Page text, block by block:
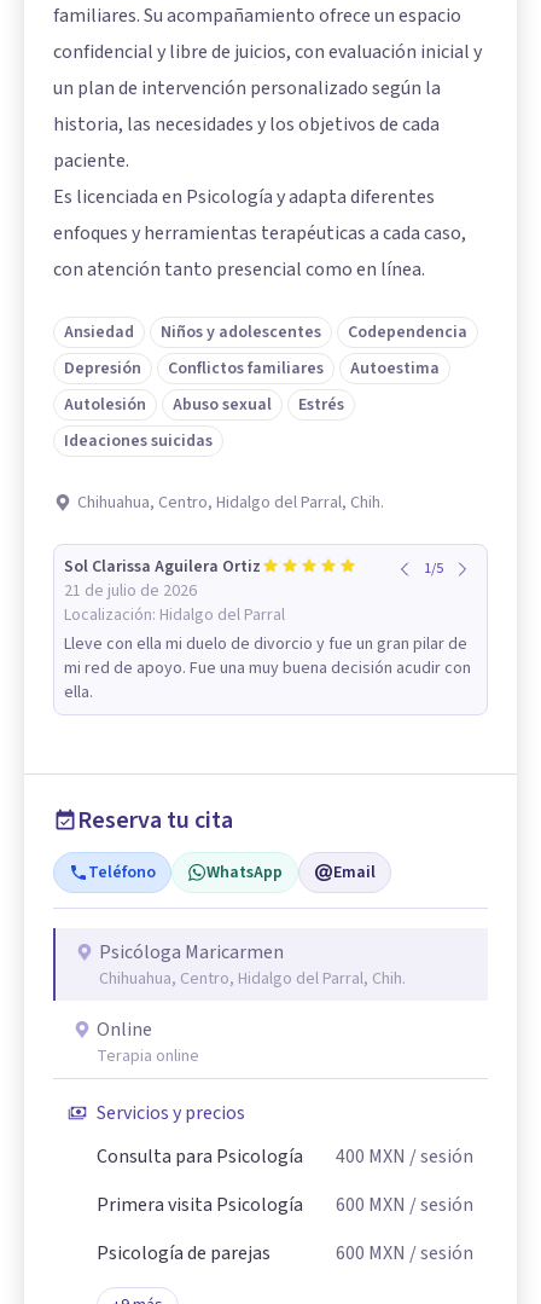
familiares. Su acompañamiento ofrece un espacio
confidencial y libre de juicios, con evaluación inicial y
un plan de intervención personalizado según la
historia, las necesidades y los objetivos de cada
paciente.
Es licenciada en Psicología y adapta diferentes
enfoques y herramientas terapéuticas a cada caso,
con atención tanto presencial como en línea.
Ansiedad Niños y adolescentes
Codependencia
Depresión
Conflictos familiares
Autoestima
Autolesión
Abuso sexual
Estrés
Ideaciones suicidas
Chihuahua, Centro, Hidalgo del Parral, Chih.
Sol Clarissa Aguilera Ortiz
21 de julio de 2026
Localización: Hidalgo del Parral
1/5
Lleve con ella mi duelo de divorcio y fue un gran pilar de
mi red de apoyo. Fue una muy buena decisión acudir con
ella.
Reserva tu cita
Teléfono WhatsApp Email
Psicóloga Maricarmen
Chihuahua, Centro, Hidalgo del Parral, Chih.
Online
Terapia online
Servicios y precios
Consulta para Psicología
400 MXN / sesión
Primera visita Psicología
600 MXN / sesión
Psicología de parejas
600 MXN / sesión